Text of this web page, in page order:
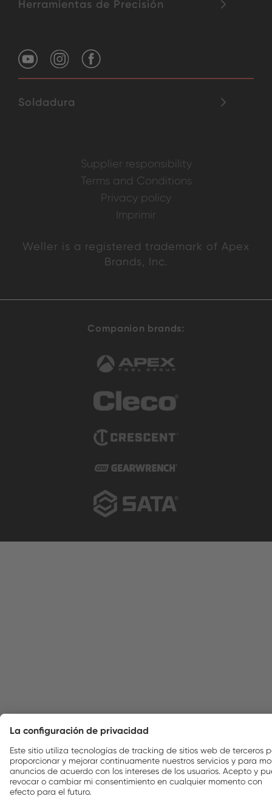
Herramientas de Precisión
Soldadura
Supplier responsibility
Terms and Conditions
Privacy policy
Imprimir
Weller is a registered trademark of Apex
Brands, Inc.
Companion brands: